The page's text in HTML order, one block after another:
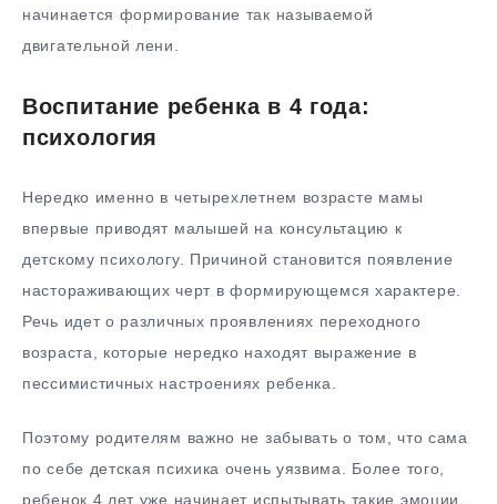
начинается формирование так называемой
двигательной лени.
Воспитание ребенка в 4 года:
психология
Нередко именно в четырехлетнем возрасте мамы
впервые приводят малышей на консультацию к
детскому психологу. Причиной становится появление
настораживающих черт в формирующемся характере.
Речь идет о различных проявлениях переходного
возраста, которые нередко находят выражение в
пессимистичных настроениях ребенка.
Поэтому родителям важно не забывать о том, что сама
по себе детская психика очень уязвима. Более того,
ребенок 4 лет уже начинает испытывать такие эмоции,